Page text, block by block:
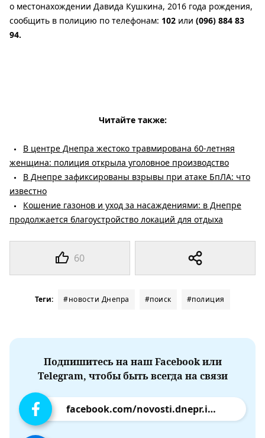
60
о местонахождении Давида Кушкина, 2016 года рождения,
сообщить в полицию по телефонам: 102 или (096) 884 83
94.
Читайте также:
В центре Днепра жестоко травмирована 60-летняя
женщина: полиция открыла уголовное производство
В Днепре зафиксированы взрывы при атаке БпЛА: что
известно
Кошение газонов и уход за насаждениями: в Днепре
продолжается благоустройство локаций для отдыха
Теги: #новости Днепра #поиск #полиция
Подпишитесь на наш Facebook или
Telegram, чтобы быть всегда на связи
facebook.com/novosti.dnepr.info